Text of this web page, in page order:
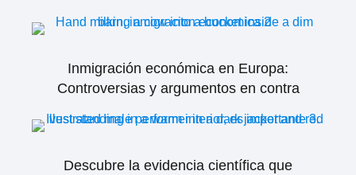
Inmigración económica en Europa:
Controversias y argumentos en contra
Descubre la evidencia científica que